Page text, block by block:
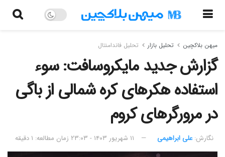
میهن بلاکچین تحلیل بازار تحلیل فاندامنتال
گزارش جدید مایکروسافت: سوء
استفاده هکرهای کره شمالی از باگی
در مرورگرهای کروم
نگارش:‌ علی ابراهیمی ۱۱ شهریور ۱۴۰۳ - ۲۳:۰۳ زمان مطالعه: ۱ دقیقه